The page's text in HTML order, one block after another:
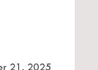
21, 2025